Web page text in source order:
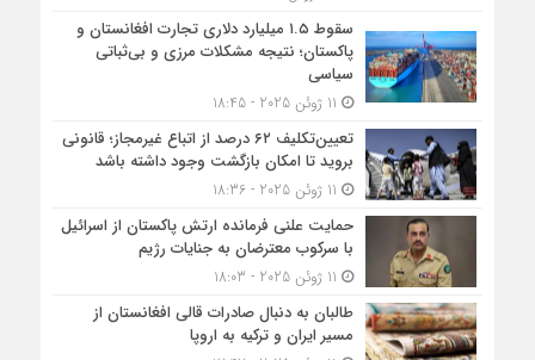
سقوط ۱.۵ میلیارد دلاری تجارت افغانستان و
پاکستان؛ نتیجه مشکلات مرزی و بی‌ثباتی
سیاسی
تعیین‌تکلیف ۶۲ درصد از اتباع غیرمجاز؛ قانونی
بروید تا امکان بازگشت وجود داشته باشد
حمایت علنی فرمانده ارتش پاکستان از اسرائیل
با سرکوب معترضان به جنایات رژیم
طالبان به دنبال صادرات قالی افغانستان از
مسیر ایران و ترکیه به اروپا